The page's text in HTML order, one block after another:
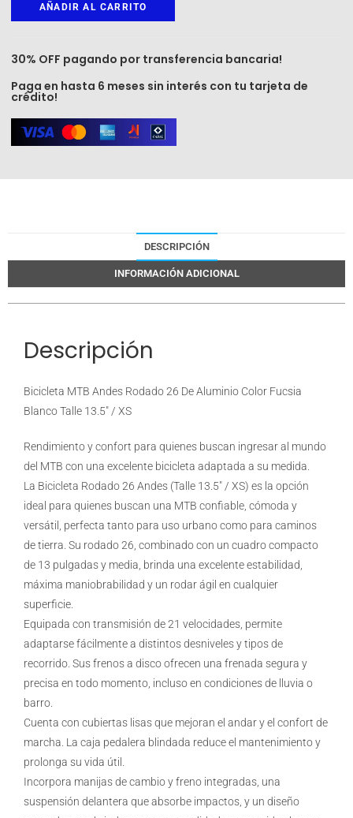
AÑADIR AL CARRITO
30% OFF pagando por transferencia bancaria!
Paga en hasta 6 meses sin interés con tu tarjeta de
crédito!
DESCRIPCIÓN
INFORMACIÓN ADICIONAL
Descripción
Bicicleta MTB Andes Rodado 26 De Aluminio Color Fucsia
Blanco Talle 13.5″ / XS
Rendimiento y confort para quienes buscan ingresar al mundo
del MTB con una excelente bicicleta adaptada a su medida.
La Bicicleta Rodado 26 Andes (Talle 13.5″ / XS) es la opción
ideal para quienes buscan una MTB confiable, cómoda y
versátil, perfecta tanto para uso urbano como para caminos
de tierra. Su rodado 26, combinado con un cuadro compacto
de 13 pulgadas y media, brinda una excelente estabilidad,
máxima maniobrabilidad y un rodar ágil en cualquier
superficie.
Equipada con transmisión de 21 velocidades, permite
adaptarse fácilmente a distintos desniveles y tipos de
recorrido. Sus frenos a disco ofrecen una frenada segura y
precisa en todo momento, incluso en condiciones de lluvia o
barro.
Cuenta con cubiertas lisas que mejoran el andar y el confort de
marcha. La caja pedalera blindada reduce el mantenimiento y
prolonga su vida útil.
Incorpora manijas de cambio y freno integradas, una
suspensión delantera que absorbe impactos, y un diseño